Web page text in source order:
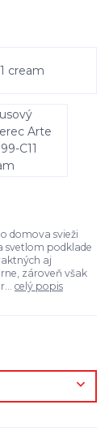
domova svieži
svetlom podklade
aj
zároveň však
celý popis